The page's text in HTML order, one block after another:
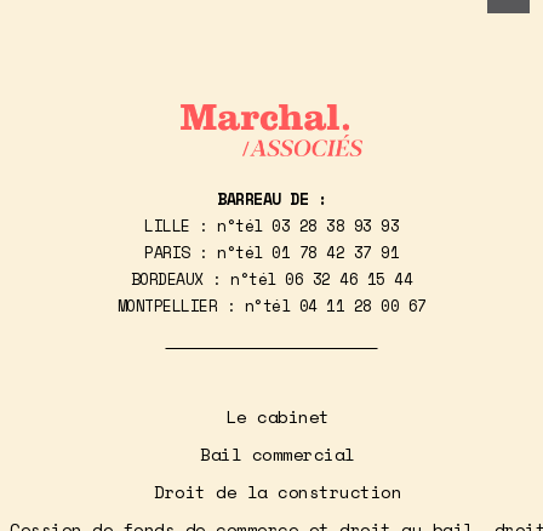
BARREAU DE :
LILLE : n°tél 03 28 38 93 93
PARIS : n°tél 01 78 42 37 91
BORDEAUX : n°tél06 32 46 15 44
MONTPELLIER : n°tél 04 11 28 00 67
Le cabinet
Bail commercial
Droit de la construction